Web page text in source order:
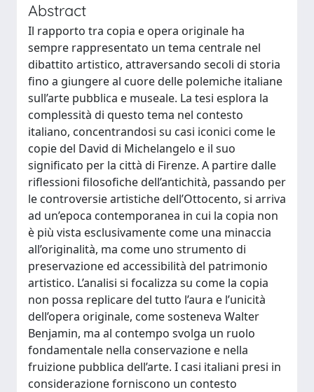
Abstract
Il rapporto tra copia e opera originale ha
sempre rappresentato un tema centrale nel
dibattito artistico, attraversando secoli di storia
fino a giungere al cuore delle polemiche italiane
sull’arte pubblica e museale. La tesi esplora la
complessità di questo tema nel contesto
italiano, concentrandosi su casi iconici come le
copie del David di Michelangelo e il suo
significato per la città di Firenze. A partire dalle
riflessioni filosofiche dell’antichità, passando per
le controversie artistiche dell’Ottocento, si arriva
ad un’epoca contemporanea in cui la copia non
è più vista esclusivamente come una minaccia
all’originalità, ma come uno strumento di
preservazione ed accessibilità del patrimonio
artistico. L’analisi si focalizza su come la copia
non possa replicare del tutto l’aura e l’unicità
dell’opera originale, come sosteneva Walter
Benjamin, ma al contempo svolga un ruolo
fondamentale nella conservazione e nella
fruizione pubblica dell’arte. I casi italiani presi in
considerazione forniscono un contesto